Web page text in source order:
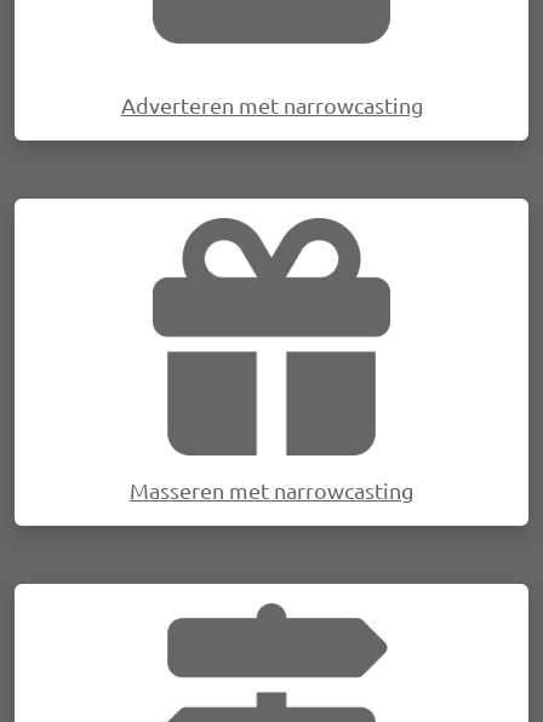
Adverteren met narrowcasting
Afbeelding
Masseren met narrowcasting
Afbeelding